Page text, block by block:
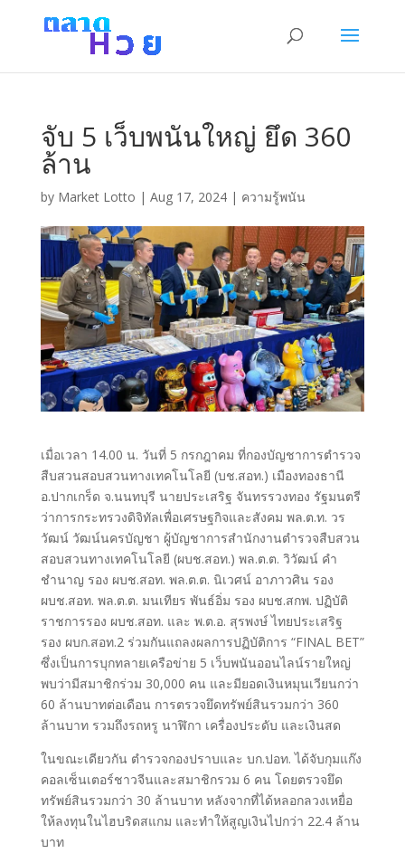
จับ 5 เว็บพนันใหญ่ ยึด 360
ล้าน
by Market Lotto | Aug 17, 2024| ความรู้พนัน
เมื่อเวลา 14.00 น. วันที่ 5 กรกฎาคม ที่กองบัญชาการตำรวจ
สืบสวนสอบสวนทางเทคโนโลยี (บช.สอท.) เมืองทองธานี
อ.ปากเกร็ด จ.นนทบุรี นายประเสริฐ จันทรรวงทอง รัฐมนตรี
ว่าการกระทรวงดิจิทัลเพื่อเศรษฐกิจและสังคม พล.ต.ท. วร
วัฒน์ วัฒน์นครบัญชา ผู้บัญชาการสำนักงานตำรวจสืบสวน
สอบสวนทางเทคโนโลยี (ผบช.สอท.) พล.ต.ต. วิวัฒน์ คำ
ชำนาญ รอง ผบช.สอท. พล.ต.ต. นิเวศน์ อาภาวศิน รอง
ผบช.สอท. พล.ต.ต. มนเทียร พันธ์อิ่ม รอง ผบช.สกพ. ปฏิบัติ
ราชการรอง ผบช.สอท. และ พ.ต.อ. สุรพงษ์ ไทยประเสริฐ
รอง ผบก.สอท.2 ร่วมกันแถลงผลการปฏิบัติการ “FINAL BET”
ซึ่งเป็นการบุกทลายเครือข่าย 5 เว็บพนันออนไลน์รายใหญ่
พบว่ามีสมาชิกร่วม 30,000 คน และมียอดเงินหมุนเวียนกว่า
60 ล้านบาทต่อเดือน การตรวจยึดทรัพย์สินรวมกว่า 360
ล้านบาท รวมถึงรถหรู นาฬิกา เครื่องประดับ และเงินสด
ในขณะเดียวกัน ตำรวจกองปราบและ บก.ปอท. ได้จับกุมแก๊ง
คอลเซ็นเตอร์ชาวจีนและสมาชิกรวม 6 คน โดยตรวจยึด
ทรัพย์สินรวมกว่า 30 ล้านบาท หลังจากที่ได้หลอกลวงเหยื่อ
ให้ลงทุนในไฮบริดสแกม และทำให้สูญเงินไปกว่า 22.4 ล้าน
บาท